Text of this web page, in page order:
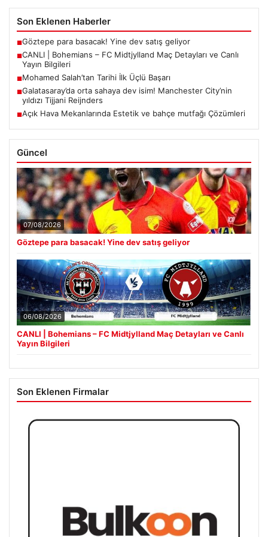
Son Eklenen Haberler
■Göztepe para basacak! Yine dev satış geliyor
■CANLI | Bohemians – FC Midtjylland Maç Detayları ve Canlı
Yayın Bilgileri
■Mohamed Salah’tan Tarihi İlk Üçlü Başarı
■Galatasaray’da orta sahaya dev isim! Manchester City’nin
yıldızı Tijjani Reijnders
■Açık Hava Mekanlarında Estetik ve bahçe mutfağı Çözümleri
Güncel
07/08/2026
Göztepe para basacak! Yine dev satış geliyor
06/08/2026
CANLI | Bohemians – FC Midtjylland Maç Detayları ve Canlı
Yayın Bilgileri
Son Eklenen Firmalar